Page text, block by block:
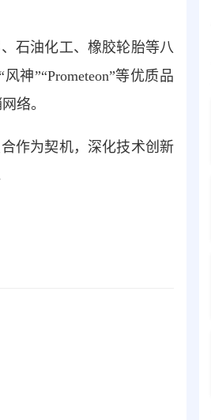
石油化工、橡胶轮胎等八
神”“Prometeon”等优质品
络。
作为契机，深化技术创新